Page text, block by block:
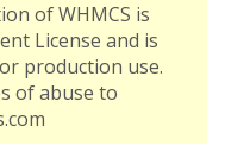
of WHMCS is
License and is
production use.
of abuse to